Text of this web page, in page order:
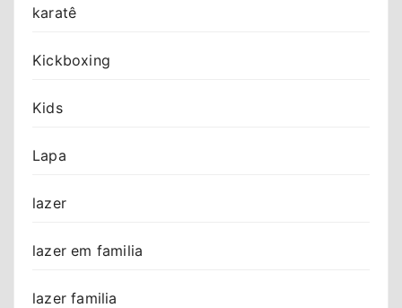
karatê
Kickboxing
Kids
Lapa
lazer
lazer em familia
lazer familia